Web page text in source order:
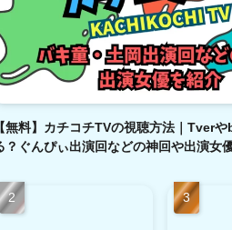
無料】カチコチTVの視聴方法｜Tver
？ぐんぴぃ出演回などの神回や出演女